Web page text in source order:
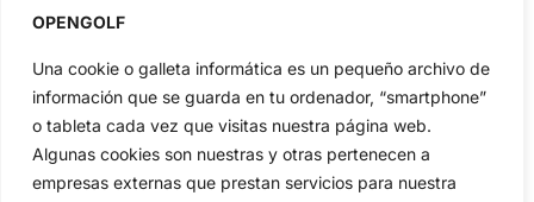
OPENGOLF
Una cookie o galleta informática es un pequeño archivo de
información que se guarda en tu ordenador, “smartphone”
o tableta cada vez que visitas nuestra página web.
Algunas cookies son nuestras y otras pertenecen a
empresas externas que prestan servicios para nuestra
Actualidad
Amateurs
Circuitos
Especiales
Reglas
Vídeos
De Interés
Compañía